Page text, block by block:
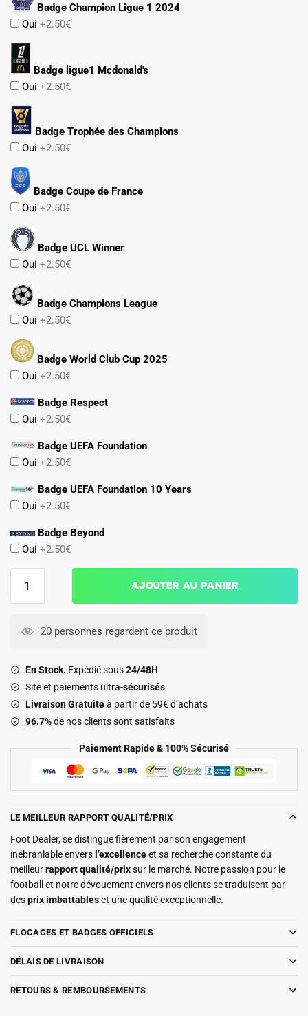
Badge Champion Ligue 1 2024
Oui +2.50€
Badge ligue1 Mcdonald's
Oui +2.50€
Badge Trophée des Champions
Oui +2.50€
Badge Coupe de France
Oui +2.50€
Badge UCL Winner
Oui +2.50€
Badge Champions League
Oui +2.50€
Badge World Club Cup 2025
Oui +2.50€
Badge Respect
Oui +2.50€
Badge UEFA Foundation
Oui +2.50€
Badge UEFA Foundation 10 Years
Oui +2.50€
Badge Beyond
Oui +2.50€
PSG
2027
Mendes
Ajouter au panier
20 personnes regardent ce produit
En Stock. Expédié sous24/48H
Site et paiements ultra-sécurisés
Livraison Gratuiteà partir de 59€ d’achats
96.7%de nos clients sont satisfaits
Paiement Rapide & 100% Sécurisé
LE MEILLEUR RAPPORT QUALITÉ/PRIX
Foot Dealer, se distingue fièrement par son engagement
inébranlable envers l’excellenceet sa recherche constante du
meilleurrapport qualité/prixsur le marché. Notre passion pour le
football et notre dévouement envers nos clients se traduisent par
desprix imbattableset une qualité exceptionnelle.
FLOCAGES ET BADGES OFFICIELS
DÉLAIS DE LIVRAISON
RETOURS & REMBOURSEMENTS